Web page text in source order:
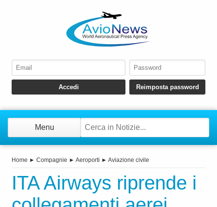
Menu
Home ► Compagnie ► Aeroporti ► Aviazione civile
ITA Airways riprende i